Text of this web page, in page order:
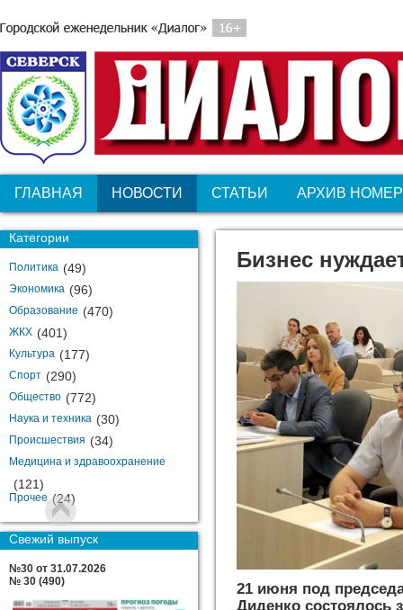
ГЛАВНАЯ НОВОСТИ СТАТЬИ АРХИВ
Категории
Политика (49)
Экономика (96)
Образование (470)
ЖКХ (401)
Культура (177)
Спорт (290)
Общество (772)
Наука и техника (30)
Происшествия (34)
Медицина и здравоохранение
(121)
Прочее (24)
Свежий выпуск
№30 от 31.07.2026
№ 30 (490)
Бизнес
21 июня под
Диденко состоялось